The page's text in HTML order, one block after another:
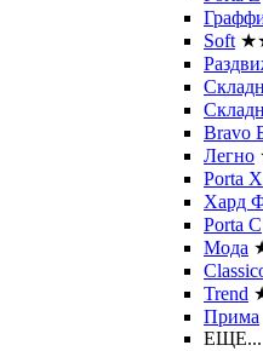
Soft
Bravo
Легно
Porta X
Хард
Porta C
Мода
Trend
Прима
ЕЩЕ...